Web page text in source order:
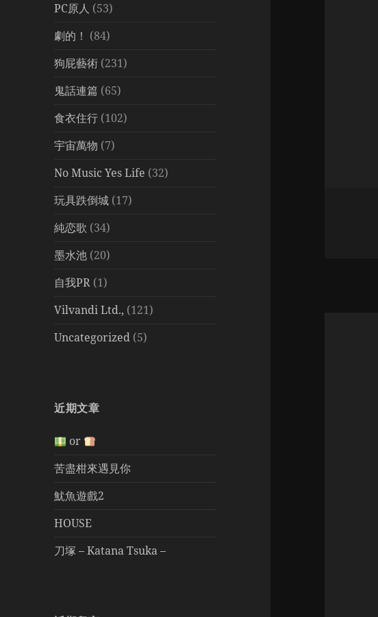
PC原人 (53)
劇的！ (84)
狗屁藝術 (231)
鬼話連篇 (65)
食衣住行 (102)
宇宙萬物 (7)
No Music Yes Life (32)
玩具跌倒城 (17)
純恋歌 (34)
墨水池 (20)
自我PR (1)
Vilvandi Ltd., (121)
Uncategorized (5)
近期文章
or
苦盡柑來遇見你
魷魚遊戲2
HOUSE
刀塚 – Katana Tsuka –